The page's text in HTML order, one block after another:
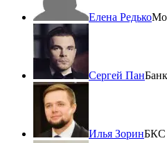
Елена Редько
Сергей Пан
Илья ЗоринБКС